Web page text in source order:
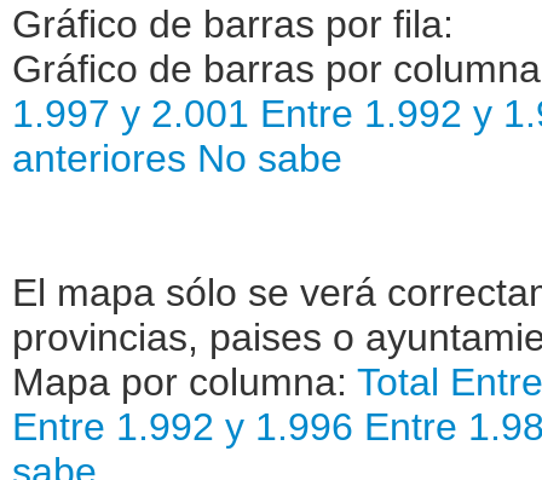
Gráfico de barras por fila:
Gráfico de barras por
1.997 y 2.001 Entre 1.992 y
anteriores No sabe
El mapa sólo se verá
provincias, paises o
Mapa por columna: Total
Entre 1.992 y 1.996 Entre
sabe